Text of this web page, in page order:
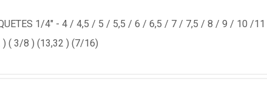
1/4" - 4 / 4,5 / 5 / 5,5 / 6 / 6,5 / 7 / 7,5 / 8 / 9 / 10 /
( 3/8 ) (13,32 ) (7/16)